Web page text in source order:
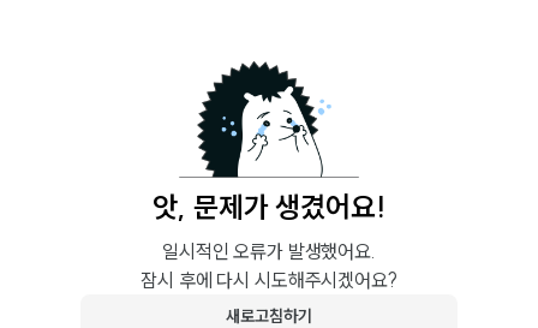
앗, 문제가 생겼어요!
일시적인 오류가 발생했어요.
잠시 후에 다시 시도해주시겠어요?
새로고침하기